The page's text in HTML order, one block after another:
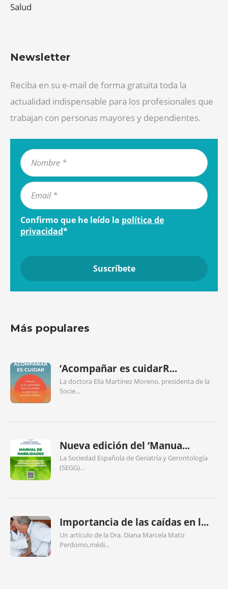
Salud
Newsletter
Reciba en su e-mail de forma gratuita toda la
actualidad indispensable para los profesionales que
trabajan con personas mayores y dependientes.
Confirmo que he leído la política de
privacidad*
Más populares
‘Acompañar es cuidarR...
La doctora Elia Martínez Moreno, presidenta de la
Socie...
Nueva edición del ‘Manua...
La Sociedad Española de Geriatría y Gerontología
(SEGG)...
Importancia de las caídas en l...
Un artículo de la Dra. Diana Marcela Matiz
Perdomo,médi...